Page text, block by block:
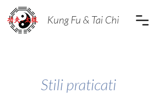
Kung Fu & Tai Chi
Stili praticati